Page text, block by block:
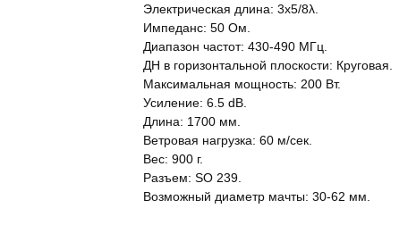
Электрическая длина: 3x5/8λ.
Импеданс: 50 Ом.
Диапазон частот: 430-490 МГц.
ДН в горизонтальной плоскости: Круговая.
Максимальная мощность: 200 Вт.
Усиление: 6.5 dB.
Длина: 1700 мм.
Ветровая нагрузка: 60 м/сек.
Вес: 900 г.
Разъем: SO 239.
Возможный диаметр мачты: 30-62 мм.